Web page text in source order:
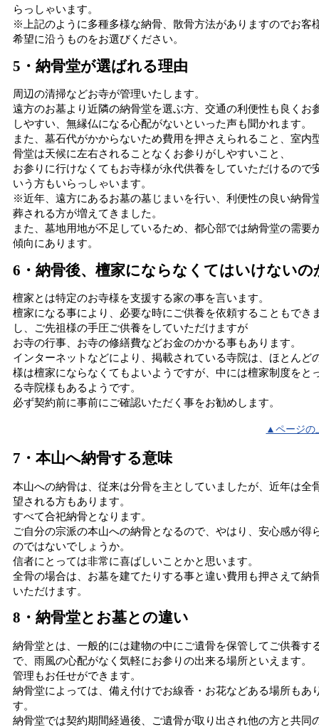
らっしゃいます。
※上記のように多種多様な納骨、散骨方法がありますのでお客
希望に沿うものをお選びください。
5・納骨堂が選ばれる理由
周辺の清掃などお寺が管理いたします。
遠方のお墓より近隣の納骨堂を選ぶ方、交通の利便性も良くお
しやすい、無縁仏になる心配がないといった声も聞かれます。
また、墓石代がかからないため費用を押さえられること、室内
骨堂は天候に左右されることなくお参りがしやすいこと、
お参りに行けなくてもお寺様が永代供養をしていただけるので
いう方もいらっしゃいます。
※近年、遠方にあるお墓の墓じまいを行い、利便性の良い納骨
葬される方が増えてきました。
また、墓地用地が不足しているため、都心部では納骨堂の需要
傾向にあります。
6・納骨後、檀家にならなくてはいけないの
檀家とは特定のお寺様を支援する家の事を言います。
檀家になる事により、必要な時にご供養を依頼することもでき
し、ご先祖様の手圧ご供養をしていただけますが
お寺の行事、お寺の修繕費などお金のかかる事もあります。
インターネットなどにより、掲載されている寺院は、ほとんど
様は檀家にならなくてもよいようですが、中には檀家制度をと
る寺院様もあるようです。
必ず契約前に事前にご確認いただく事をお勧めします。
▲ページの
7・本山へ納骨する意味
本山への納骨は、従来は分骨を主としていましたが、近年は全
望される方もあります。
すべて合祀納骨となります。
ご自分の宗派の本山への納骨となるので、やはり、安心感が得
のではないでしょうか。
信者にとっては非常に喜ばしいことかと思います。
全骨の場合は、お墓を建てたりする事と違い費用も押さえて納
いただけます。
8・納骨堂とお墓との違い
納骨堂とは、一般的には建物の中にご遺骨を保管してご供養す
で、雨風の心配がなく気軽にお参りの出来る場所といえます。
管理もお任せができます。
納骨堂によっては、備え付けでお線香・お花などある場所もあ
す。
納骨堂では契約期間経過後、ご遺骨が取り出され他の方と共同